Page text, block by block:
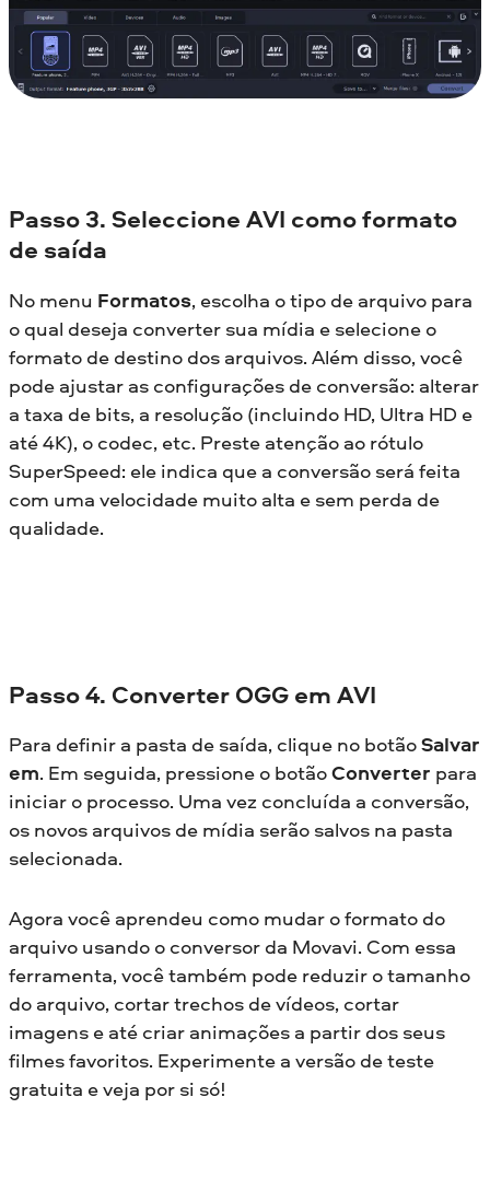
Passo 3. Seleccione AVI como formato
de saída
No menu Formatos, escolha o tipo de arquivo para
o qual deseja converter sua mídia e selecione o
formato de destino dos arquivos. Além disso, você
pode ajustar as configurações de conversão: alterar
a taxa de bits, a resolução (incluindo HD, Ultra HD e
até 4K), o codec, etc. Preste atenção ao rótulo
SuperSpeed: ele indica que a conversão será feita
com uma velocidade muito alta e sem perda de
qualidade.
Passo 4. Converter OGG em AVI
Para definir a pasta de saída, clique no botãoSalvar
em. Em seguida, pressione o botãoConverter para
iniciar o processo. Uma vez concluída a conversão,
os novos arquivos de mídia serão salvos na pasta
selecionada.
Agora você aprendeu como mudar o formato do
arquivo usando o conversor da Movavi. Com essa
ferramenta, você também pode reduzir o tamanho
do arquivo, cortar trechos de vídeos, cortar
imagens e até criar animações a partir dos seus
filmes favoritos. Experimente a versão de teste
gratuita e veja por si só!